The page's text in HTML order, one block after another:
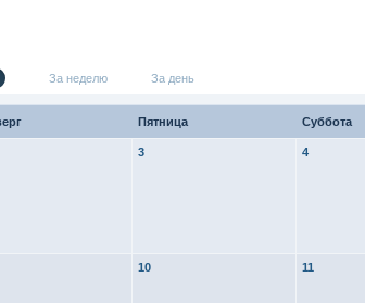
За неделю За день
Пятница Суббота
3 4
10 11